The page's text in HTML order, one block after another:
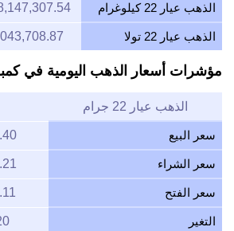
الذهب عيار 22 كيلوغرام
الذهب عيار 22 تولا
مؤشرات أسعار الذهب اليومية في
الذهب عيار 22 جرام
سعر البيع
سعر الشراء
سعر الفتح
التغير